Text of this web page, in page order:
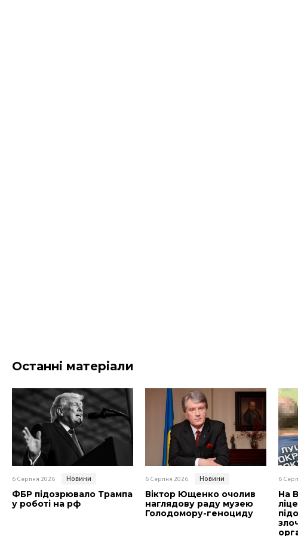
Останні матеріали
6 Серпня 2026 Новини
ФБР підозрювало Трампа
у роботі на рф
6 Серпня 2026 Новини
Віктор Ющенко очолив
наглядову раду музею
Голодомору-геноциду
6
На